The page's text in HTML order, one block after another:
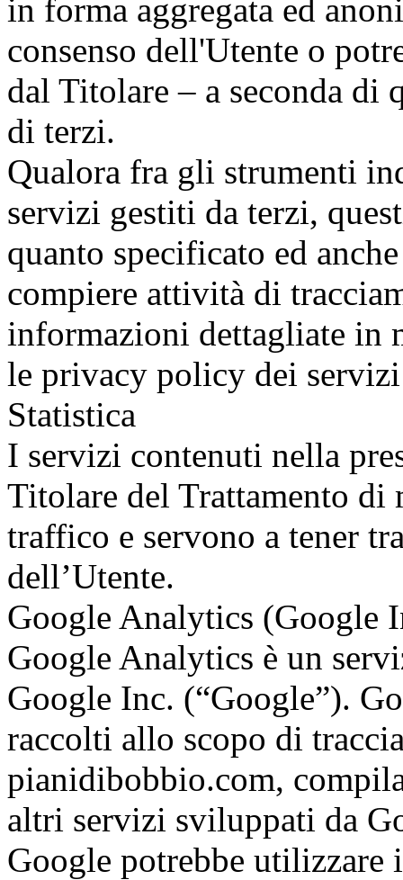
in forma aggregata ed
consenso dell'Utente o
dal Titolare – a seconda di
di terzi.
Qualora fra gli strumenti
servizi gestiti da terzi,
quanto specificato ed
compiere attività di
informazioni dettagliate in
le privacy policy dei
Statistica
I servizi contenuti nella
Titolare del Trattamento di
traffico e servono a tener
dell’Utente.
Google Analytics (Google
Google Analytics è un
Google Inc. (“Google”).
raccolti allo scopo di
pianidibobbio.com,
altri servizi sviluppati da
Google potrebbe utilizzare